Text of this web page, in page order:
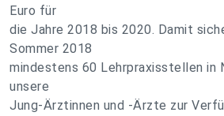
Euro für
die Jahre 2018 bis 2020. Damit
Sommer 2018
mindestens 60 Lehrpraxisstellen in
unsere
Jung-Ärztinnen und -Ärzte zur